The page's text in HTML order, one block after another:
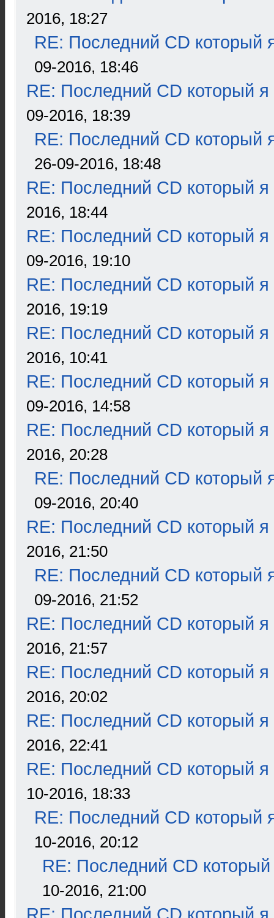
2016, 18:27
RE: Последний CD который
09-2016, 18:46
RE: Последний CD который я
09-2016, 18:39
RE: Последний CD который
26-09-2016, 18:48
RE: Последний CD который я
2016, 18:44
RE: Последний CD который я
09-2016, 19:10
RE: Последний CD который я
2016, 19:19
RE: Последний CD который я
2016, 10:41
RE: Последний CD который я
09-2016, 14:58
RE: Последний CD который я
2016, 20:28
RE: Последний CD который
09-2016, 20:40
RE: Последний CD который я
2016, 21:50
RE: Последний CD который
09-2016, 21:52
RE: Последний CD который я
2016, 21:57
RE: Последний CD который я
2016, 20:02
RE: Последний CD который я
2016, 22:41
RE: Последний CD который я
10-2016, 18:33
RE: Последний CD который
10-2016, 20:12
RE: Последний CD который
10-2016, 21:00